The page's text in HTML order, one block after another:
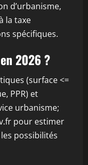
d’urbanisme,
la taxe
spécifiques.
2026 ?
(surface <=
PPR) et
urbanisme;
pour estimer
possibilités